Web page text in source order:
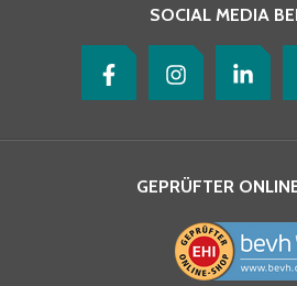
SOCIAL MEDIA
GEPRÜFTER